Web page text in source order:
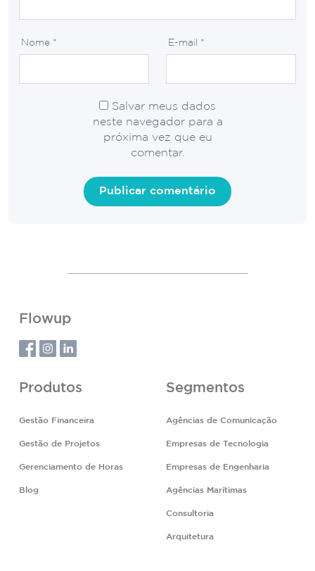
Nome * E-mail *
Salvar meus dados
neste navegador para a
próxima vez que eu
comentar.
Flowup
Produtos
Gestão Financeira
Gestão de Projetos
Gerenciamento de Horas
Blog
Segmentos
Agências de Comunicação
Empresas de Tecnologia
Empresas de Engenharia
Agências Marítimas
Consultoria
Arquitetura